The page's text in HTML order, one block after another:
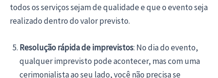
todos os serviços sejam de qualidade e que o evento seja
realizado dentro do valor previsto.
Resolução rápida de imprevistos: No dia do evento,
qualquer imprevisto pode acontecer, mas com uma
cerimonialista ao seu lado, você não precisa se